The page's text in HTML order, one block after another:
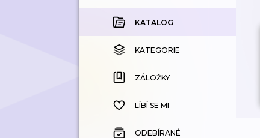
KOUPENÉ
KATEGORIE
ZÁLOŽKY
HISTORIE
KATALOG
KATEGORIE
ZÁLOŽKY
LÍBÍ SE MI
ODEBÍRANÉ